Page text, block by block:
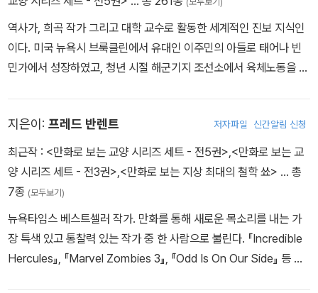
역사가, 희곡 작가 그리고 대학 교수로 활동한 세계적인 진보 지식인
이다. 미국 뉴욕시 브룩클린에서 유대인 이주민의 아들로 태어나 빈
민가에서 성장하였고, 청년 시절 해군기지 조선소에서 육체노동을 하
후 컬럼비아 대학교에서 역사학 박사학위를 받았다. 1956년 흑인들
만 다니는 학교인 스펠만 대학교의 역사학 교수가 되었고, 학생들과
함께 흑인차별에 항거하는 민권 운동을 벌였다. 1964년 보스턴 대학
교로 자리를 옮겨 베트남 반전 운동의 선두에 섰으며, 1988년까지
을 바친 실천적·진보적 지식인이었던 그는 노암 촘스키(Avram Noa
m Chomsky)와 더불어 ‘미국 현대사의 양심’이라 일컬어졌다. 대표
적 저서는 민중의 시각에서 미국의 역사를 관찰한 《미국 민중사(A P
eople’s History of the United States)》로, 이 책은 1980년 출
지은이: 프레드 반렌트 저자파일 신간알림 신청
최근작 : <만화로 보는 교양 시리즈 세트 - 전5권>,<만화로 보는 교
양 시리즈 세트 - 전3권>,<만화로 보는 지상 최대의 철학 쑈> … 총
7종 (모두보기)
뉴욕타임스 베스트셀러 작가. 만화를 통해 새로운 목소리를 내는 가
장 특색 있고 통찰력 있는 작가 중 한 사람으로 불린다. 『Incredible
Hercules』, 『Marvel Zombies 3』, 『Odd Is On Our Side』 등 여